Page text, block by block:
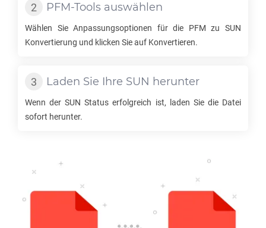
PFM-Tools auswählen
Wählen Sie Anpassungsoptionen für die PFM zuSUN
Konvertierung und klicken Sie auf Konvertieren.
Laden Sie Ihre SUN herunter
Wenn derSUN Status erfolgreich ist, laden Sie die Datei
sofort herunter.